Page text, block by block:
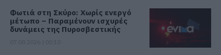
Φωτιά στη Σκύρο: Χωρίς ενεργό
μέτωπο – Παραμένουν ισχυρές
δυνάμεις της Πυροσβεστικής